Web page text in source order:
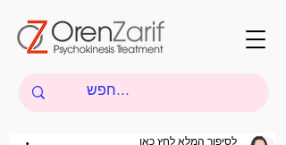
לסיפור המלא לחץ כאן